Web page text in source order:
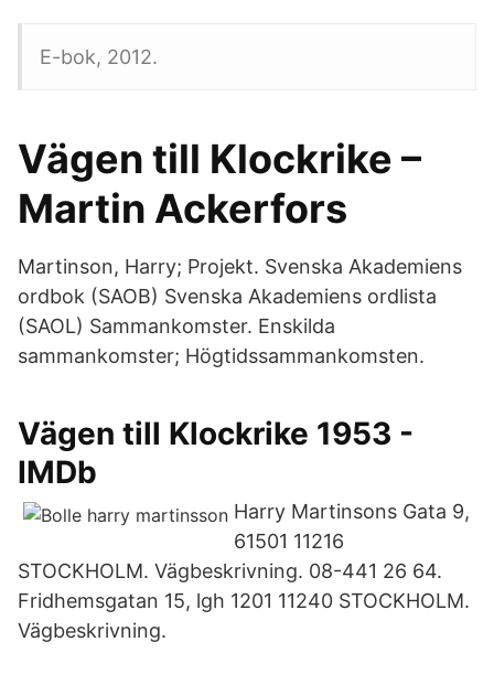
E-bok, 2012.
Vägen till Klockrike –
Martin Ackerfors
Martinson, Harry; Projekt. Svenska Akademiens
ordbok (SAOB) Svenska Akademiens ordlista
(SAOL) Sammankomster. Enskilda
sammankomster; Högtidssammankomsten.
Vägen till Klockrike 1953 -
IMDb
Harry Martinsons Gata 9,
61501 11216
STOCKHOLM. Vägbeskrivning. 08-441 26 64.
Fridhemsgatan 15, lgh 1201 11240 STOCKHOLM.
Vägbeskrivning.